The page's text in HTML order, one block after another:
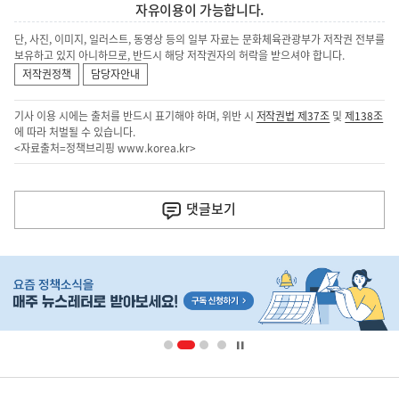
자유이용이 가능합니다.
단, 사진, 이미지, 일러스트, 동영상 등의 일부 자료는 문화체육관광부가 저작권 전부를
보유하고 있지 아니하므로, 반드시 해당 저작권자의 허락을 받으셔야 합니다.
저작권정책
담당자안내
기사 이용 시에는 출처를 반드시 표기해야 하며, 위반 시 저작권법 제37조 및제138조
에 따라 처벌될 수 있습니다.
<자료출처=정책브리핑 www.korea.kr>
다
음
기
댓글보기
단
영